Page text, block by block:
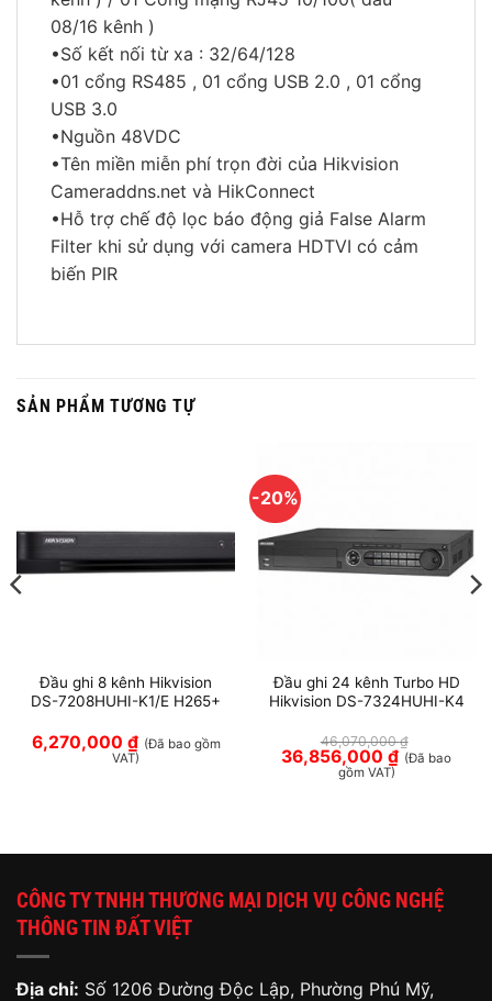
08/16 kênh )
•Số kết nối từ xa : 32/64/128
•01 cổng RS485 , 01 cổng USB 2.0 , 01 cổng
USB 3.0
•Nguồn 48VDC
•Tên miền miễn phí trọn đời của Hikvision
Cameraddns.net và HikConnect
•Hỗ trợ chế độ lọc báo động giả False Alarm
Filter khi sử dụng với camera HDTVI có cảm
biến PIR
SẢN PHẨM TƯƠNG TỰ
Đầu ghi 8 kênh Hikvision
DS-7208HUHI-K1/E H265+
6,270,000 ₫ (Đã bao gồm
VAT)
-20%
Đầu ghi 24 kênh Turbo HD
Hikvision DS-7324HUHI-K4
46,070,000₫
Giá
gốc
36,856,000 ₫Giá
hiện
(Đã bao
gồm VAT)
CÔNG TY TNHH THƯƠNG MẠI DỊCH VỤ CÔNG NGHỆ
THÔNG TIN ĐẤT VIỆT
Địa chỉ: Số 1206 Đường Độc Lập, Phường Phú Mỹ,